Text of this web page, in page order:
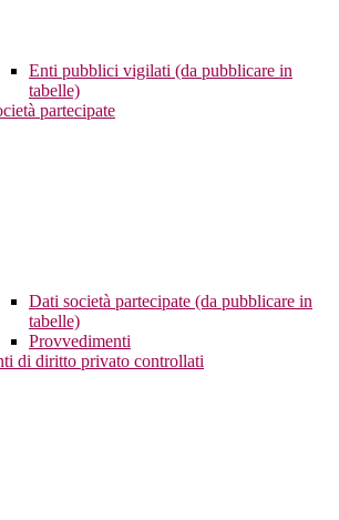
Enti pubblici vigilati (da pubblicare in
tabelle)
partecipate
Dati società partecipate (da pubblicare in
tabelle)
Provvedimenti
di diritto privato controllati